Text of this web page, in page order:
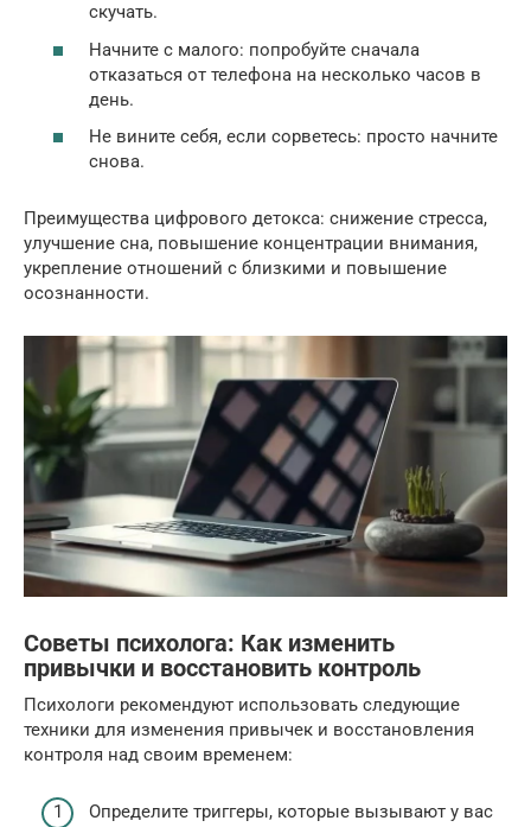
скучать.
Начните с малого: попробуйте сначала
отказаться от телефона на несколько часов в
день.
Не вините себя, если сорветесь: просто начните
снова.
Преимущества цифрового детокса: снижение стресса,
улучшение сна, повышение концентрации внимания,
укрепление отношений с близкими и повышение
осознанности.
Советы психолога: Как изменить
привычки и восстановить контроль
Психологи рекомендуют использовать следующие
техники для изменения привычек и восстановления
контроля над своим временем:
Определите триггеры, которые вызывают у вас